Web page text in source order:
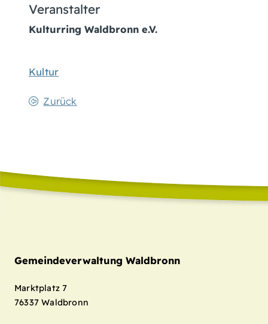
Veranstalter
Kulturring Waldbronn e.V.
Kultur
Zurück
Gemeindeverwaltung Waldbronn
Marktplatz 7
76337 Waldbronn